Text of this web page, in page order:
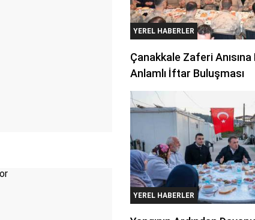
YEREL HABERLER
Çanakkale Zaferi
Anlamlı İftar Buluşması
YEREL HABERLER